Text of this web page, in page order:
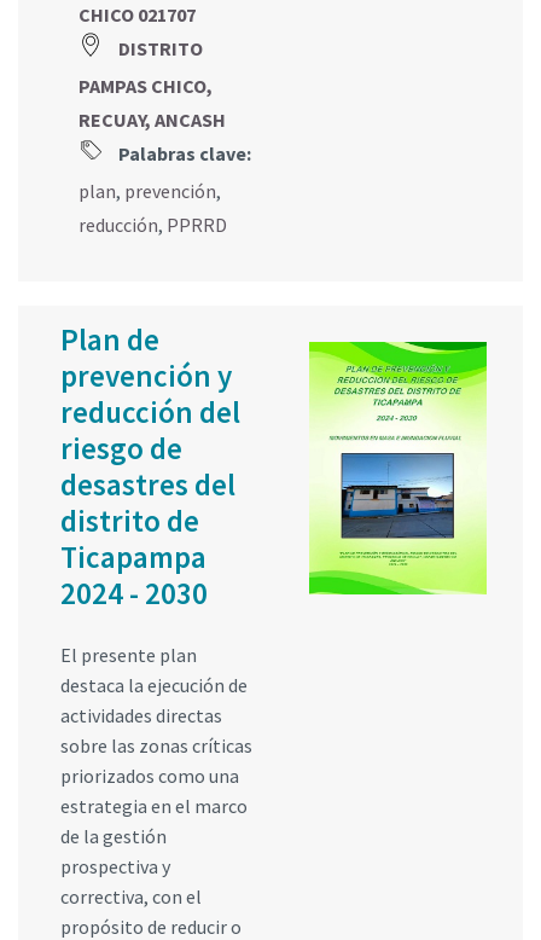
CHICO 021707
DISTRITO
PAMPAS CHICO,
RECUAY, ANCASH
Palabras clave:
plan, prevención,
reducción, PPRRD
Plan de
prevención y
reducción del
riesgo de
desastres del
distrito de
Ticapampa
2024 - 2030
El presente plan
destaca la ejecución de
actividades directas
sobre las zonas críticas
priorizados como una
estrategia en el marco
de la gestión
prospectiva y
correctiva, con el
propósito de reducir o